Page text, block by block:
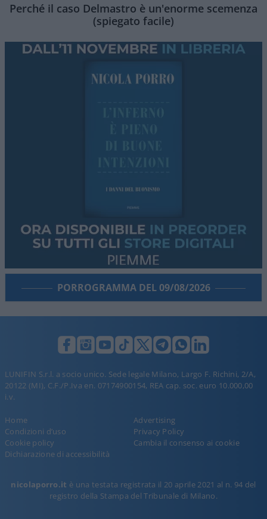
Perché il caso Delmastro è un'enorme scemenza
(spiegato facile)
PORROGRAMMA DEL 09/08/2026
LUNIFIN S.r.l. a socio unico. Sede legale Milano, Largo F. Richini, 2/A,
20122 (MI), C.F./P.Iva en. 07174900154, REA cap. soc. euro 10.000,00
i.v.
Home
Advertising
Condizioni d’uso
Privacy Policy
Cookie policy
Cambia il consenso ai cookie
Dichiarazione di accessibilità
nicolaporro.it è una testata registrata il 20 aprile 2021 al n. 94 del
registro della Stampa del Tribunale di Milano.